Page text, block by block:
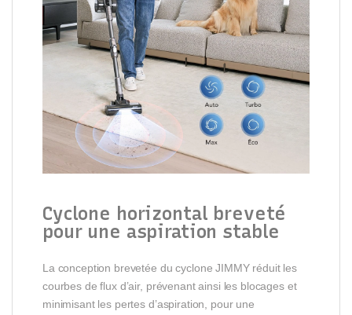
Cyclone horizontal breveté
pour une aspiration stable
La conception brevetée du cyclone JIMMY réduit les
courbes de flux d’air, prévenant ainsi les blocages et
minimisant les pertes d’aspiration, pour une